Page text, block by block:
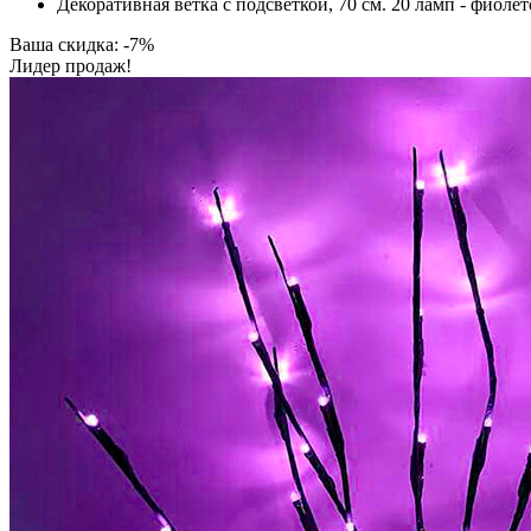
Ваша скидка: -7%
Лидер продаж!